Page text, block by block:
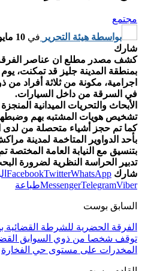
مجتمع
بواسطة هيئة التحرير في 10 مايو, 2021
شارك
كشف مصدر مطلع ان عناصر
بمنطقة المدينة جليز قد تمكنت،
اجرامية، مكونة من ثلاثة أفراد
في السرقة من داخل السيارات.
الأبحاث والتحريات الميدانية
تشخيص هويات المشتبه بهم
كما تم حجز أشياء متحصلة من لدى
بأحد الدواوير المتاخمة لمدينة
بتنسيق مع النيابة العامة المختصة
تدبير الحراسة النظرية لضرورة
شارك
FacebookTwitterWhatsApp
MessengerTelegramViber طباعة
السابق بوست
الفرقة الحضرية للشرطة
توقف شخصا من ذوي السوابق
المخدرات على مستوى حي الفخارة